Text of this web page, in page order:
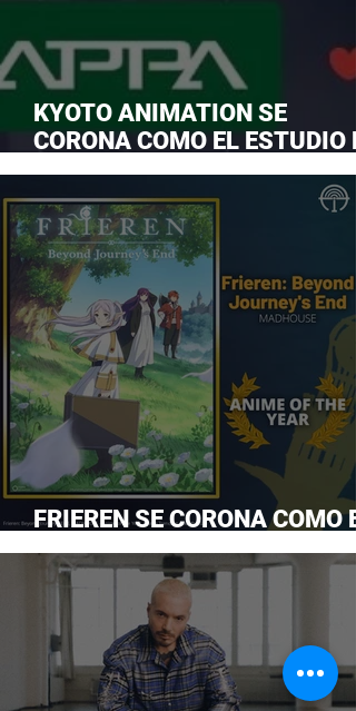
KYOTO ANIMATION SE
CORONA COMO EL ESTUDIO
ANIME FAVORITO Y LE ROBA
CORONA A MAPPA
FRIEREN SE CORONA COMO
ANIME DEL AÑO